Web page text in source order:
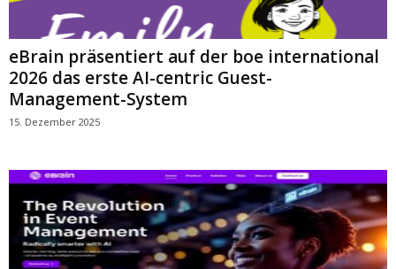
eBrain präsentiert auf der boe international
2026 das erste AI-centric Guest-
Management-System
15. Dezember 2025